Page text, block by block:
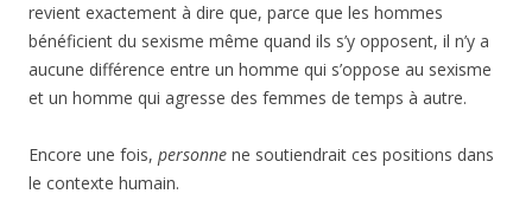
revient exactement à dire que, parce que les hommes
bénéficient du sexisme même quand ils s’y opposent, il n’y a
aucune différence entre un homme qui s’oppose au sexisme
et un homme qui agresse des femmes de temps à autre.
Encore une fois, personne ne soutiendrait ces positions dans
le contexte humain.